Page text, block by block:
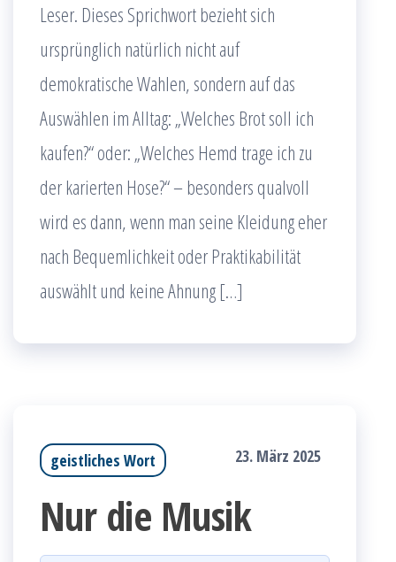
Leser. Dieses Sprichwort bezieht sich
ursprünglich natürlich nicht auf
demokratische Wahlen, sondern auf das
Auswählen im Alltag: „Welches Brot soll ich
kaufen?“ oder: „Welches Hemd trage ich zu
der karierten Hose?“ – besonders qualvoll
wird es dann, wenn man seine Kleidung eher
nach Bequemlichkeit oder Praktikabilität
auswählt und keine Ahnung […]
geistliches Wort 23. März 2025
Nur die Musik